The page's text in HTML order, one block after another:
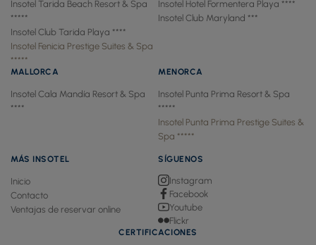
Insotel Tarida Beach Resort & Spa
*****
Insotel Club Tarida Playa ****
Insotel Fenicia Prestige Suites & Spa
*****
Insotel Hotel Formentera Playa ****
Insotel Club Maryland ***
MALLORCA
Insotel Cala Mandía Resort & Spa
****
MENORCA
Insotel Punta Prima Resort & Spa
*****
Insotel Punta Prima Prestige Suites &
Spa *****
MÁS INSOTEL
Inicio
Contacto
Ventajas de reservar online
SÍGUENOS
Instagram
Facebook
Youtube
Flickr
CERTIFICACIONES